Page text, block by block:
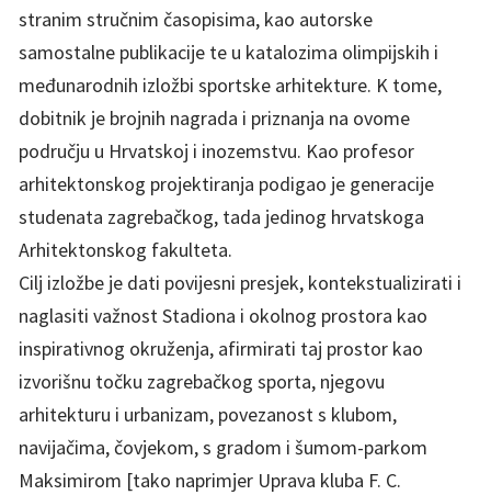
stranim stručnim časopisima, kao autorske
samostalne publikacije te u katalozima olimpijskih i
međunarodnih izložbi sportske arhitekture. K tome,
dobitnik je brojnih nagrada i priznanja na ovome
području u Hrvatskoj i inozemstvu. Kao profesor
arhitektonskog projektiranja podigao je generacije
studenata zagrebačkog, tada jedinog hrvatskoga
Arhitektonskog fakulteta.
Cilj izložbe je dati povijesni presjek, kontekstualizirati i
naglasiti važnost Stadiona i okolnog prostora kao
inspirativnog okruženja, afirmirati taj prostor kao
izvorišnu točku zagrebačkog sporta, njegovu
arhitekturu i urbanizam, povezanost s klubom,
navijačima, čovjekom, s gradom i šumom-parkom
Maksimirom [tako naprimjer Uprava kluba F. C.